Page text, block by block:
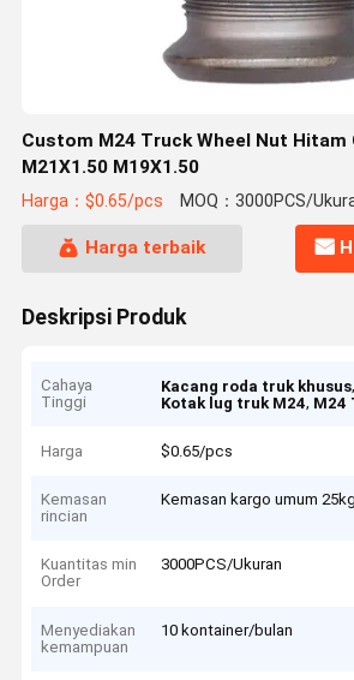
Custom M24 Truck Wheel Nut Hitam
M21X1.50 M19X1.50
Harga：$0.65/pcs MOQ：3000PCS/
Harga terbaik
Deskripsi Produk
Cahaya
Tinggi
Kacang roda truk khusus,
Kotak lug truk M24, M24
Harga $0.65/pcs
Kemasan
rincian
Kemasan kargo umum
Kuantitas min
Order
3000PCS/Ukuran
Menyediakan
kemampuan
10 kontainer/bulan